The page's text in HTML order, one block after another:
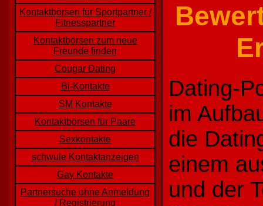
Kontaktbörsen für Sportpartner /
Fitnesspartner
Kontaktbörsen zum neue
Freunde finden
Cougar Dating
Bi-Kontakte
SM Kontakte
Kontaktbörsen für Paare
Sexkontakte
schwule Kontaktanzeigen
Gay Kontakte
Partnersuche ohne Anmeldung
/ Registrierung
Dating-
im
die
einem
und der